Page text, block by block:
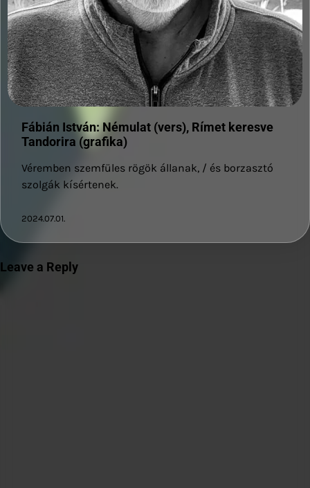
Fábián István: Némulat (vers), Rímet keresve
Tandorira (grafika)
Véremben szemfüles rögök állanak, / és borzasztó
szolgák kísértenek.
2024.07.01.
Leave a Reply